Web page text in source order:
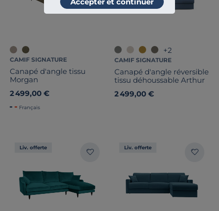
CAMIF SIGNATURE
Canapé d'angle tissu
Morgan
2 499,00 €
Français
+2
CAMIF SIGNATURE
Canapé d'angle réversible
tissu déhoussable Arthur
2 499,00 €
Liv. offerte Liv. offerte